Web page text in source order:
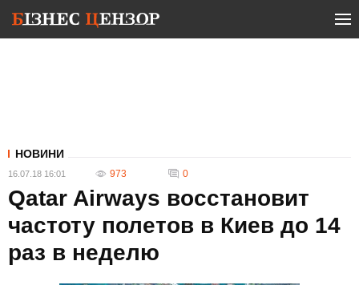
НОВИНИ
16.07.18 16:01 973 0
Qatar Airways восстановит
частоту полетов в Киев до 14
раз в неделю